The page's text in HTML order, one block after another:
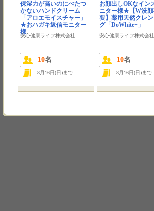
保湿力が高いのにべたつ
かないハンドクリーム
「アロエモイスチャー」
★おハガキ返信モニター
様
安心健康ライフ株式会社
10名
8月16日(日)まで
お顔出しOKなイン
ニター様★【W洗顔
要】薬用天然クレ
グ「DoWhite+」
安心健康ライフ株式会社
10名
8月16日(日)まで